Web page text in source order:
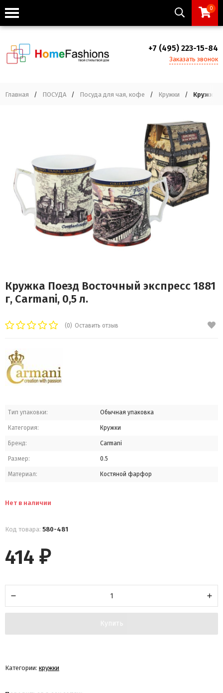
0
+7 (495) 223-15-84
Заказать звонок
Главная / ПОСУДА / Посуда для чая, кофе / Кружки / Кружка
Кружка Поезд Восточный экспресс 1881
г, Carmani, 0,5 л.
(0) Оставить отзыв
Тип упаковки: Обычная упаковка
Категория: Кружки
Бренд: Carmani
Размер: 0.5
Материал: Костяной фарфор
Нет в наличии
Код товара: 580-481
414 ₽
Купить
Категории: кружки